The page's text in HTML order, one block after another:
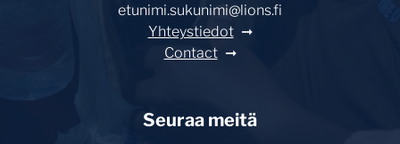
etunimi.sukunimi@lions.fi
Yhteystiedot
Contact
Seuraa meitä